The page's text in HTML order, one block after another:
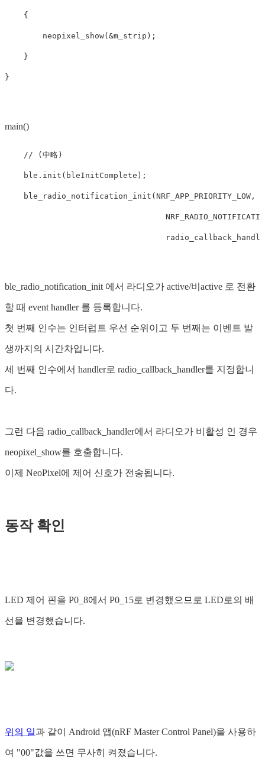
{
neopixel_show( &m_strip );
}
}
main()
// (中略)
ble . init ( bleInitComplete );
ble_radio_notification_init ( NRF_APP_PRIORITY_LOW ,
ble_radio_notification_init 에서 라디오가 active/비active 로 전환
할 때 event handler 를 등록합니다.
첫 번째 인수는 인터럽트 우선 순위이고 두 번째는 이벤트 발
생까지의 시간차입니다.
세 번째 인수에서 handler로 radio_callback_handler를 지정합니
다.
그런 다음 radio_callback_handler에서 라디오가 비활성 인 경우
neopixel_show를 호출합니다.
이제 NeoPixel에 제어 신호가 전송됩니다.
동작 확인
LED 제어 핀을 P0_8에서 P0_15로 변경했으므로 LED로의 배
선을 변경했습니다.
위의 일과 같이 Android 앱(nRF Master Control Panel)을 사용하
여 "00"값을 쓰면 무사히 켜졌습니다.